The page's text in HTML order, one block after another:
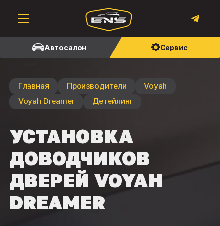
Автосалон Сервис
Главная Производители
Voyah
Voyah Dreamer
Детейлинг
УСТАНОВКА
ДОВОДЧИКОВ
ДВЕРЕЙ VOYAH
DREAMER